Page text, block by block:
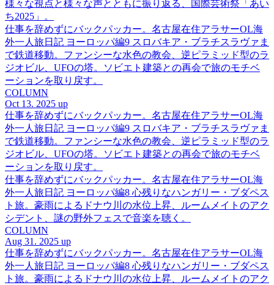
様々な視点と様々な声とともに振り返る、国際芸術祭「あい
ち2025」。
仕事を辞めずにバックパッカー。名古屋在住アラサーOL海
外一人旅日記 ヨーロッパ編9 スロバキア・ブラチスラヴァま
で鉄道移動。ファンシーな水色の教会、逆ピラミッド型のラ
ジオビル、UFOの塔。ソビエト建築との再会で旅のモチベ
ーションを取り戻す。
COLUMN
Oct 13. 2025 up
仕事を辞めずにバックパッカー。名古屋在住アラサーOL海
外一人旅日記 ヨーロッパ編9 スロバキア・ブラチスラヴァま
で鉄道移動。ファンシーな水色の教会、逆ピラミッド型のラ
ジオビル、UFOの塔。ソビエト建築との再会で旅のモチベ
ーションを取り戻す。
仕事を辞めずにバックパッカー。名古屋在住アラサーOL海
外一人旅日記 ヨーロッパ編8 心残りなハンガリー・ブダペス
ト旅。豪雨によるドナウ川の水位上昇、ルームメイトのアク
シデント、謎の野外フェスで音楽を聴く。
COLUMN
Aug 31. 2025 up
仕事を辞めずにバックパッカー。名古屋在住アラサーOL海
外一人旅日記 ヨーロッパ編8 心残りなハンガリー・ブダペス
ト旅。豪雨によるドナウ川の水位上昇、ルームメイトのアク